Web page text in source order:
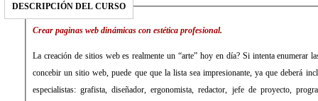
DESCRIPCIÓN DEL CURSO
Crear paginas web dinámicas con estética profesional.
La creación de sitios web es realmente un “arte” hoy en día? Si intenta enumerar
concebir un sitio web, puede que que la lista sea impresionante, ya que deberá
especialistas: grafista, diseñador, ergonomista, redactor, jefe de proyecto,